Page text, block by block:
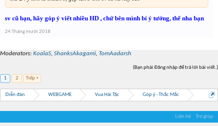
sv cũ bạn, hãy góp ý viết nhiều HD , chứ bên mình bí ý tưởng, thế nha bạn
24 Tháng mười 2018
Moderators: KoalaS, ShanksAkagami, TomAadarsh
(Bạn phải Đăng nhập để trả lời bài viết.)
1
2 Tiếp >
Diễn đàn WEBGAME Vua Hải Tặc Góp ý - Thắc Mắc
Liên hệ Trợ giúp